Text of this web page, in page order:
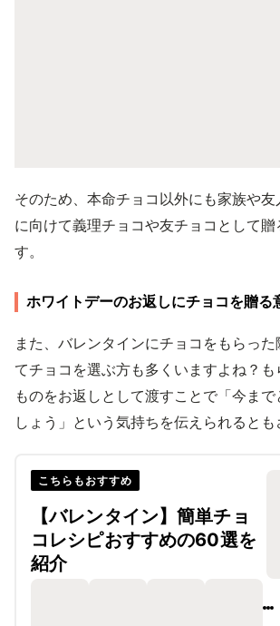
そのため、本命チョコ以外にも家族や
に向けて義理チョコや友チョコとして
す。
ホワイトデーのお返しにチョコを贈る
また、バレンタインにチョコをもらっ
てチョコを選ぶ方も多くいますよね？
ものをお返しとして渡すことで「今まで
しょう」という気持ちを伝えられるとも
こちらもおすすめ
【バレンタイン】簡単チョ
コレシピおすすめの60選を
紹介